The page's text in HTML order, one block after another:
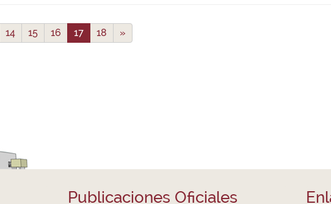
14 15 16 17 18 »
Publicaciones Oficiales